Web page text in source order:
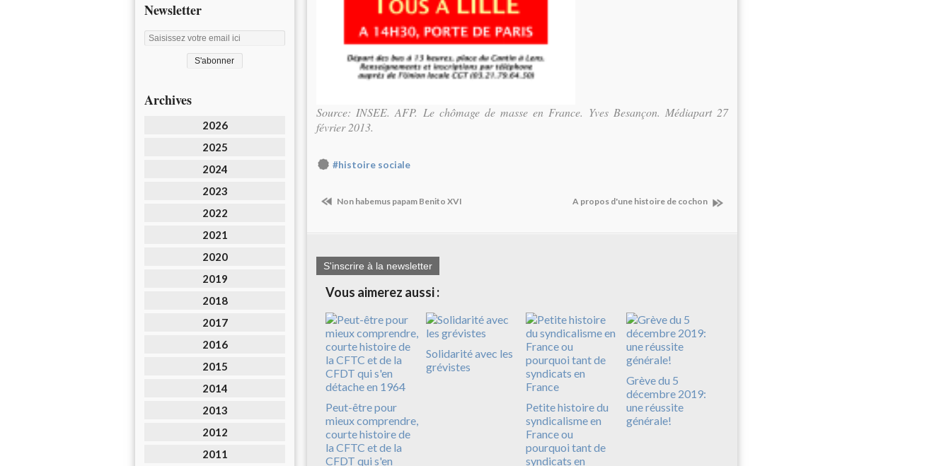
Newsletter
Archives
2026
2025
2024
2023
2022
2021
2020
2019
2018
2017
2016
2015
2014
2013
2012
2011
Source: INSEE. AFP. Le chômage de masse en France. Yves Besançon. Médiapart 27
février 2013.
#histoire sociale
Non habemus papam Benito XVI A propos d'une histoire de cochon
S'inscrire à la newsletter
Vous aimerez aussi :
Peut-être pour
mieux comprendre,
courte histoire de
la CFTC et de la
CFDT qui s'en
Solidarité avec les
grévistes
Petite histoire du
syndicalisme en
France ou
pourquoi tant de
syndicats en
Grève du 5
décembre 2019:
une réussite
générale!